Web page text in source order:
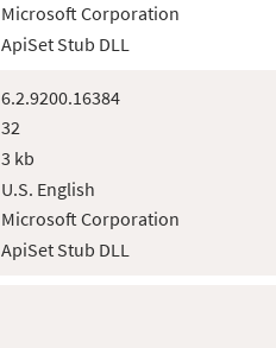
Microsoft Corporation
ApiSet Stub DLL
6.2.9200.16384
32
3 kb
U.S. English
Microsoft Corporation
ApiSet Stub DLL